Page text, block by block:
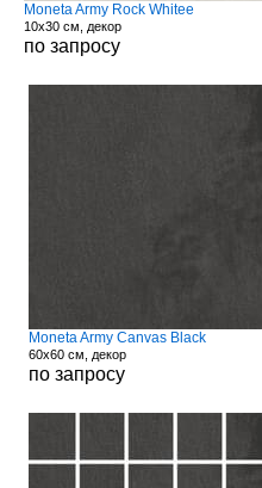
Moneta Army Rock Whitee
10x30 см, декор
по запросу
Moneta Army Canvas Black
60x60 см, декор
по запросу